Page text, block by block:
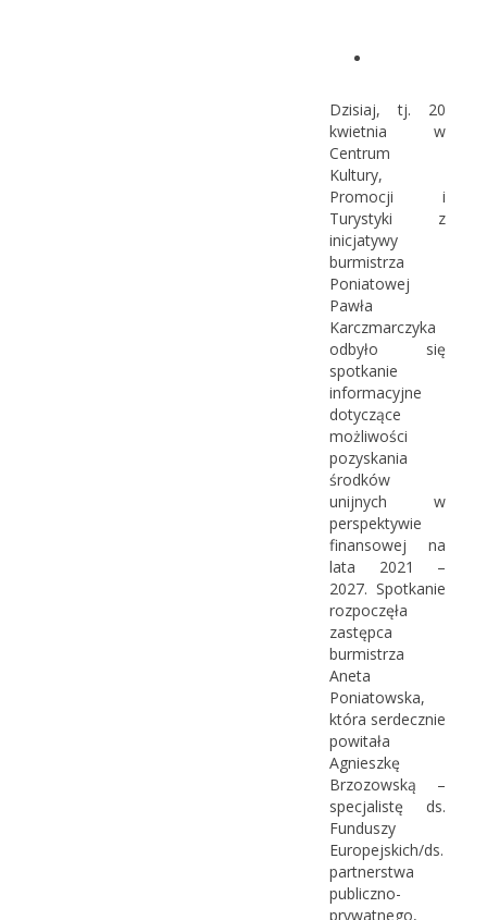
Dzisiaj, tj. 20
kwietnia w
Centrum
Kultury,
Promocji i
Turystyki z
inicjatywy
burmistrza
Poniatowej
Pawła
Karczmarczyka
odbyło się
spotkanie
informacyjne
dotyczące
możliwości
pozyskania
środków
unijnych w
perspektywie
finansowej na
lata 2021 –
2027. Spotkanie
rozpoczęła
zastępca
burmistrza
Aneta
Poniatowska,
która serdecznie
powitała
Agnieszkę
Brzozowską –
specjalistę ds.
Funduszy
Europejskich/ds.
partnerstwa
publiczno-
prywatnego,